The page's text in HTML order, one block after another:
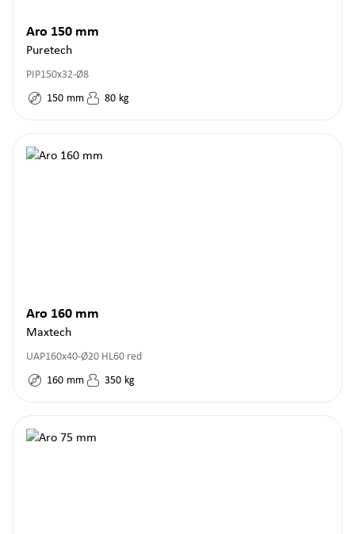
Aro 150 mm
Puretech
PIP150x32-Ø8
150 mm 80 kg
Aro 160 mm
Maxtech
UAP160x40-Ø20 HL60 red
160 mm 350 kg